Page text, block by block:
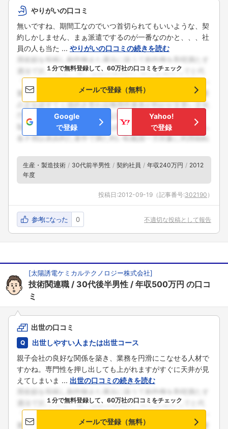
やりがいの口コミ
無いですね、期間工なのでいつ首切られてもいいような、契
約しかしません、まぁ派遣でするのが一番なのかと、、、社
員の人も当た ... やりがいの口コミの続きを読む
１分で無料登録して、60万社の口コミをチェック
メールで登録（無料）
Google
で登録
Yahoo!
で登録
生産・製造技術 30代前半男性 契約社員 年収240万円
2012
年度
投稿日:2012-09-19 （記事番号:302190 ）
参考になった 0 不適切な投稿として報告
[太陽誘電ケミカルテクノロジー株式会社]
技術関連職 30代後半男性 年収500万円 の口コ
ミ
出世の口コミ
出世しやすい人または出世コース
親子会社の良好な関係を築き、業務を円滑にこなせる人材で
すかね。専門性を押し出しても上がれますがすぐに天井が見
えてしまいま ... 出世の口コミの続きを読む
１分で無料登録して、60万社の口コミをチェック
メールで登録（無料）